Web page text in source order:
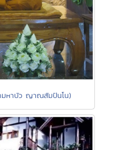
มหาบัว ญาณสัมปันโน)